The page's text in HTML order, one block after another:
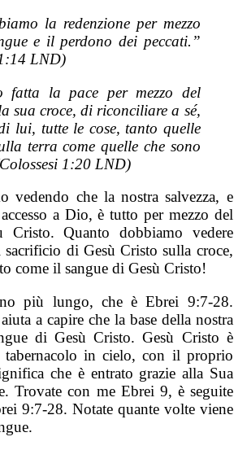
la redenzione per mezzo
e il perdono dei peccati.”
LND)
fatta la pace per mezzo del
sua croce, di riconciliare a sé,
lui, tutte le cose, tanto quelle
terra come quelle che sono
1:20 LND)
vedendo che la nostra salvezza, e
a Dio, è tutto per mezzo del
Cristo. Quanto dobbiamo vedere
di Gesù Cristo sulla croce,
come il sangue di Gesù Cristo!
più lungo, che è Ebrei 9:7-28.
a capire che la base della nostra
di Gesù Cristo. Gesù Cristo è
tabernacolo in cielo, con il proprio
che è entrato grazie alla Sua
Trovate con me Ebrei 9, è seguite
9:7-28. Notate quante volte viene